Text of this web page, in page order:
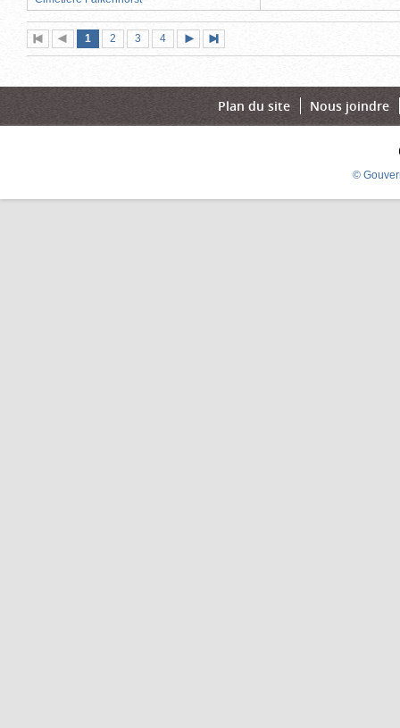
Première
page
Page
précédente
Page
1 (page
actuelle)
Page
2 Page
3 Page
4
suivante
page
Plan du site Nous joindre
©